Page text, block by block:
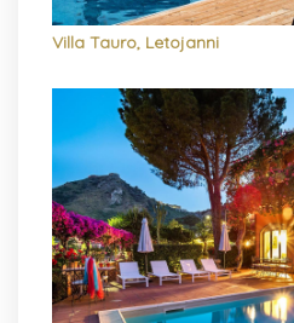
Villa Tauro, Letojanni